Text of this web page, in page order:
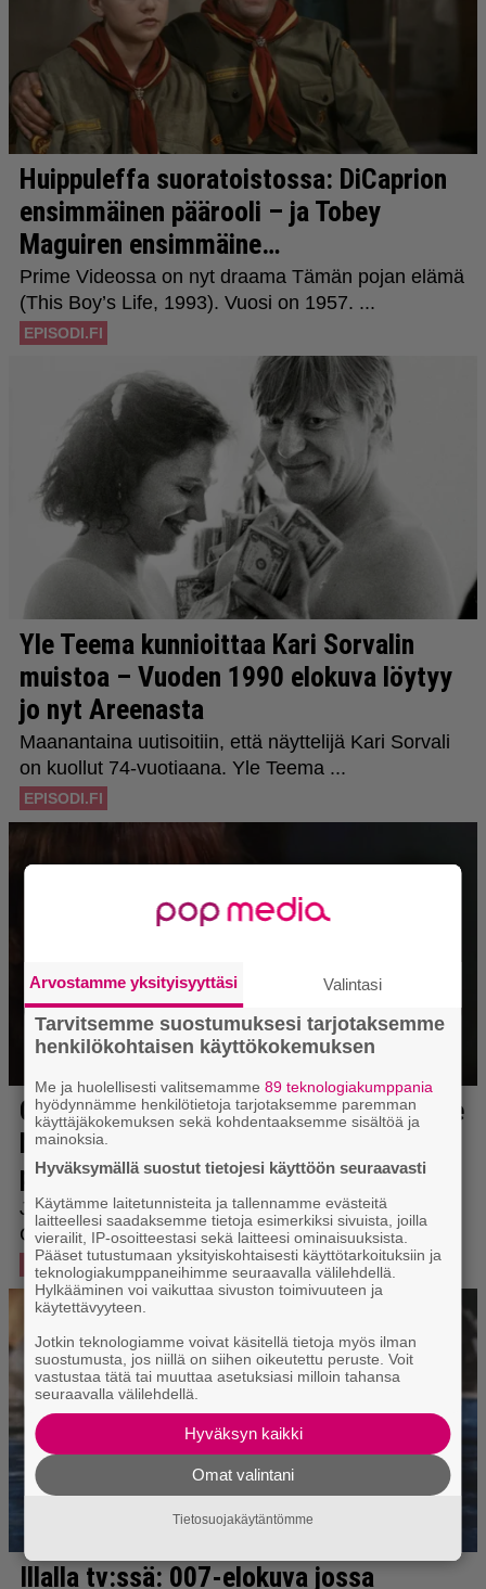
Arvostamme yksityisyyttäsi Valintasi
Tarvitsemme suostumuksesi tarjotaksemme
henkilökohtaisen käyttökokemuksen
Me ja huolellisesti valitsemamme89 teknologiakumppania
hyödynnämme henkilötietoja tarjotaksemme paremman
käyttäjäkokemuksen sekä kohdentaaksemme sisältöä ja
mainoksia.
Hyväksymällä suostut tietojesi käyttöön seuraavasti
Käytämme laitetunnisteita ja tallennamme evästeitä
laitteellesi saadaksemme tietoja esimerkiksi sivuista, joilla
vierailit, IP-osoitteestasi sekä laitteesi ominaisuuksista.
Pääset tutustumaan yksityiskohtaisesti käyttötarkoituksiin ja
teknologiakumppaneihimme seuraavalla välilehdellä.
Hylkääminen voi vaikuttaa sivuston toimivuuteen ja
käytettävyyteen.
Jotkin teknologiamme voivat käsitellä tietoja myös ilman
suostumusta, jos niillä on siihen oikeutettu peruste. Voit
vastustaa tätä tai muuttaa asetuksiasi milloin tahansa
seuraavalla välilehdellä.
Hyväksyn kaikki
Omat valintani
Tietosuojakäytäntömme